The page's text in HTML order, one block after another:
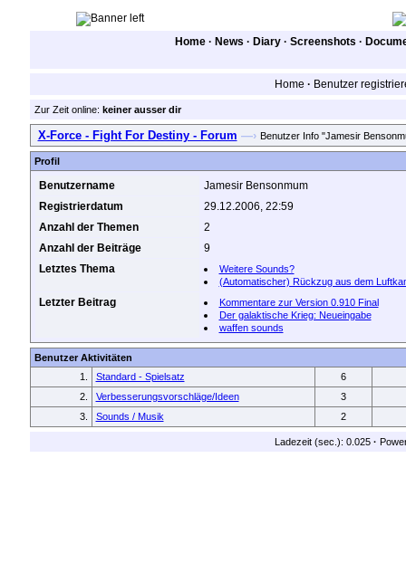
Home · News · Diary · Screenshots ·
Home · Benutzer
Zur Zeit online: keiner ausser dir
X-Force - Fight For Destiny - Forum —› Benutzer Info "Jamesir
Profil
Benutzername
Jamesir Bensonmum
Registrierdatum
29.12.2006, 22:59
Anzahl der Themen
2
Anzahl der Beiträge
9
Letztes Thema
Weitere Sounds?
(Automatischer) Rückzug aus dem
Letzter Beitrag
Kommentare zur Version 0.910 Final
Der galaktische Krieg: Neueingabe
waffen sounds
Benutzer Aktivitäten
1.
Standard - Spielsatz
6
2.
Verbesserungsvorschläge/Ideen
3
3.
Sounds / Musik 2
Ladezeit (sec.): 0.025 ·